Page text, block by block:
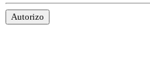
Autorizo